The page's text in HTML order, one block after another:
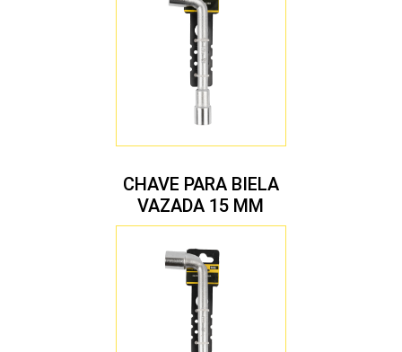
CHAVE PARA BIELA
VAZADA 15 MM